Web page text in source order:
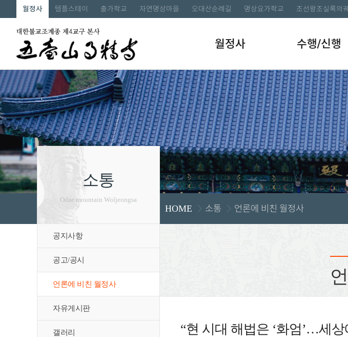
월정사 템플스테이 출가학교 자연명상마을 오대산순례길 명상요가학교 조선왕조실록의
월정사 수행/신행
소통
Odae mountain Woljeongsa
공지사항
공고/공시
언론에 비친 월정사
자유게시판
갤러리
HOME 소통 언론에 비친 월정사
“현 시대 해법은 ‘화엄’…세